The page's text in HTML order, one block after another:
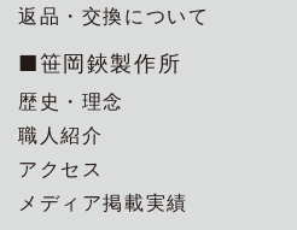
返品・交換について
■笹岡鋏製作所
歴史・理念
職人紹介
アクセス
メディア掲載実績